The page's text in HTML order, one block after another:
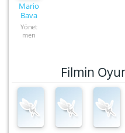
Mario
Bava
Yönet
men
Filmin